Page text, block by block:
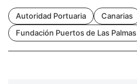
Autoridad Portuaria
Canarias
Fundación Puertos de Las Palmas